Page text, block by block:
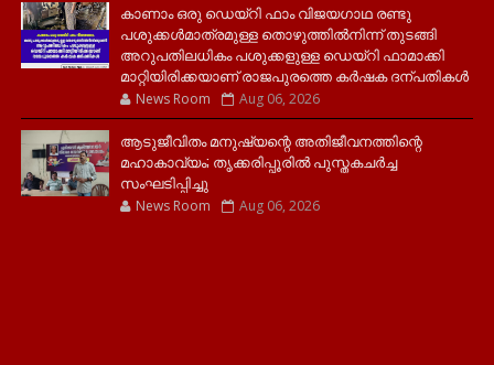
കാണാം ഒരു ഡെയ്‌റി ഫാം വിജയഗാഥ രണ്ടു
പശുക്കൾമാത്രമുള്ള തൊഴുത്തിൽനിന്ന് തുടങ്ങി
അറുപതിലധികം പശുക്കളുള്ള ഡെയ്റി ഫാമാക്കി
മാറ്റിയിരിക്കയാണ് രാജപുരത്തെ കർഷക ദന്പതികൾ
News Room Aug 06, 2026
ആടുജീവിതം മനുഷ്യന്റെ അതിജീവനത്തിന്റെ
മഹാകാവ്യം; തൃക്കരിപ്പൂരിൽ പുസ്തകചർച്ച
സംഘടിപ്പിച്ചു
News Room Aug 06, 2026